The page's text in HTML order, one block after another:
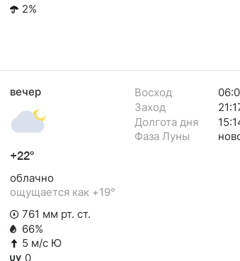
2%
вечер
+22°
облачно
ощущается как +19°
761 мм рт. ст.
66%
5 м/с Ю
0
Восход
Заход
Долгота дня
Фаза Луны